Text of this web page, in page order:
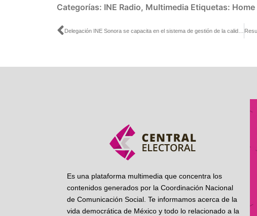
Categorías: INE Radio, Multimedia Etiquetas: Home
Ant
Es una plataforma multimedia que concentra los
contenidos generados por la Coordinación Nacional
de Comunicación Social. Te informamos acerca de la
vida democrática de México y todo lo relacionado a la